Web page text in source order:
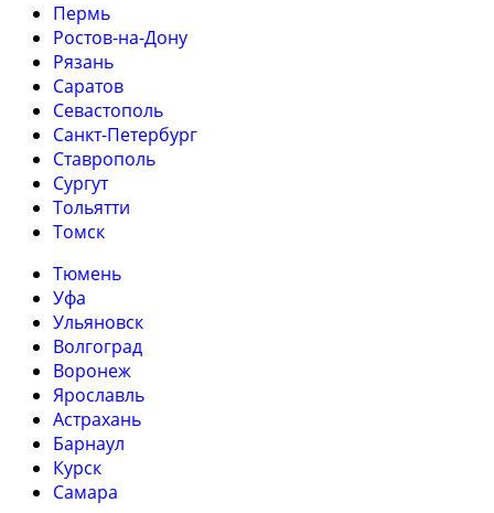
Пермь
Ростов-на-Дону
Рязань
Саратов
Севастополь
Санкт-Петербург
Ставрополь
Сургут
Тольятти
Томск
Тюмень
Уфа
Ульяновск
Волгоград
Воронеж
Ярославль
Астрахань
Барнаул
Курск
Самара